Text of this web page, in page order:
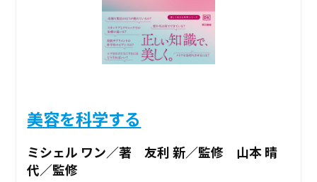
美容を科学する
ミシェル ワン／著 友利 新／監修 山本 晴
代／監修